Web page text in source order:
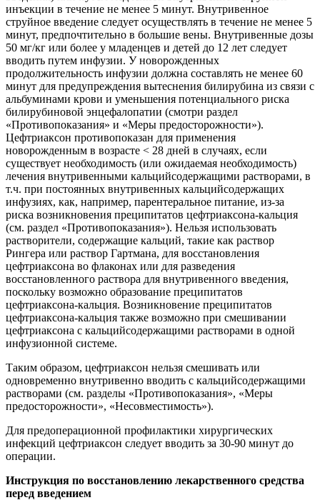
инъекции в течение не менее 5 минут. Внутривенное
струйное введение следует осуществлять в течение не менее 5
минут, предпочтительно в большие вены. Внутривенные дозы
50 мг/кг или более у младенцев и детей до 12 лет следует
вводить путем инфузии. У новорожденных
продолжительность инфузии должна составлять не менее 60
минут для предупреждения вытеснения билирубина из связи с
альбуминами крови и уменьшения потенциального риска
билирубиновой энцефалопатии (смотри раздел
«Противопоказания» и «Меры предосторожности»).
Цефтриаксон противопоказан для применения
новорожденным в возрасте < 28 дней в случаях, если
существует необходимость (или ожидаемая необходимость)
лечения внутривенными кальцийсодержащими растворами, в
т.ч. при постоянных внутривенных кальцийсодержащих
инфузиях, как, например, парентеральное питание, из-за
риска возникновения преципитатов цефтриаксона-кальция
(см. раздел «Противопоказания»). Нельзя использовать
растворители, содержащие кальций, такие как раствор
Рингера или раствор Гартмана, для восстановления
цефтриаксона во флаконах или для разведения
восстановленного раствора для внутривенного введения,
поскольку возможно образование преципитатов
цефтриаксона-кальция. Возникновение преципитатов
цефтриаксона-кальция также возможно при смешивании
цефтриаксона с кальцийсодержащими растворами в одной
инфузионной системе.
Таким образом, цефтриаксон нельзя смешивать или
одновременно внутривенно вводить с кальцийсодержащими
растворами (см. разделы «Противопоказания», «Меры
предосторожности», «Несовместимость»).
Для предоперационной профилактики хирургических
инфекций цефтриаксон следует вводить за 30-90 минут до
операции.
Инструкция по восстановлению лекарственного средства
перед введением